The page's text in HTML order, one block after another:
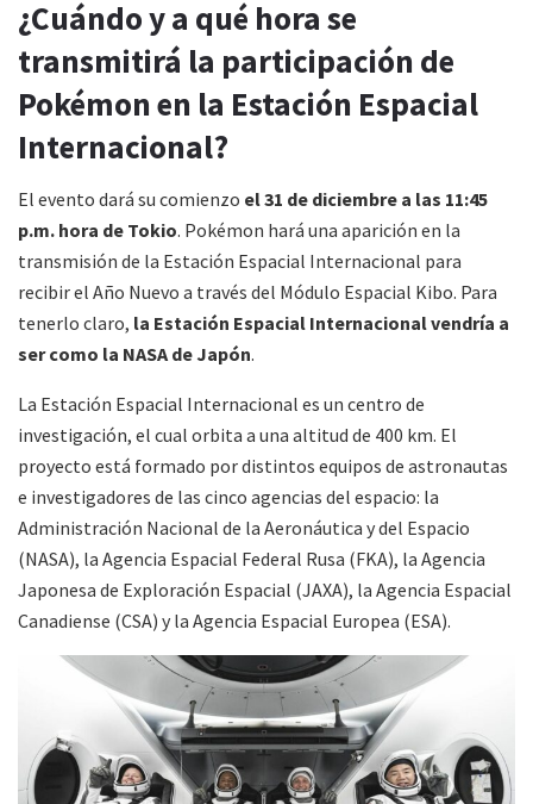
¿Cuándo y a qué hora se
transmitirá la participación de
Pokémon en la Estación Espacial
Internacional?
El evento dará su comienzo el 31 de diciembre a las 11:45
p.m. hora de Tokio. Pokémon hará una aparición en la
transmisión de la Estación Espacial Internacional para
recibir el Año Nuevo a través del Módulo Espacial Kibo. Para
tenerlo claro, la Estación Espacial Internacional vendría a
ser como la NASA de Japón.
La Estación Espacial Internacional es un centro de
investigación, el cual orbita a una altitud de 400 km. El
proyecto está formado por distintos equipos de astronautas
e investigadores de las cinco agencias del espacio: la
Administración Nacional de la Aeronáutica y del Espacio
(NASA), la Agencia Espacial Federal Rusa (FKA), la Agencia
Japonesa de Exploración Espacial (JAXA), la Agencia Espacial
Canadiense (CSA) y la Agencia Espacial Europea (ESA).